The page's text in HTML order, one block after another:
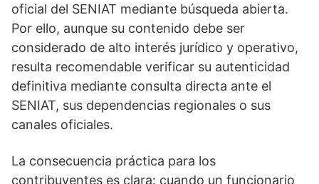
oficial del SENIAT mediante búsqueda abierta.
Por ello, aunque su contenido debe ser
considerado de alto interés jurídico y operativo,
resulta recomendable verificar su autenticidad
definitiva mediante consulta directa ante el
SENIAT, sus dependencias regionales o sus
canales oficiales.
La consecuencia práctica para los
contribuyentes es clara: cuando un funcionario